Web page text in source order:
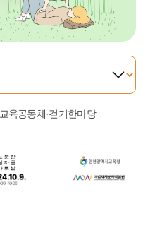
교육공동체·걷기한마당